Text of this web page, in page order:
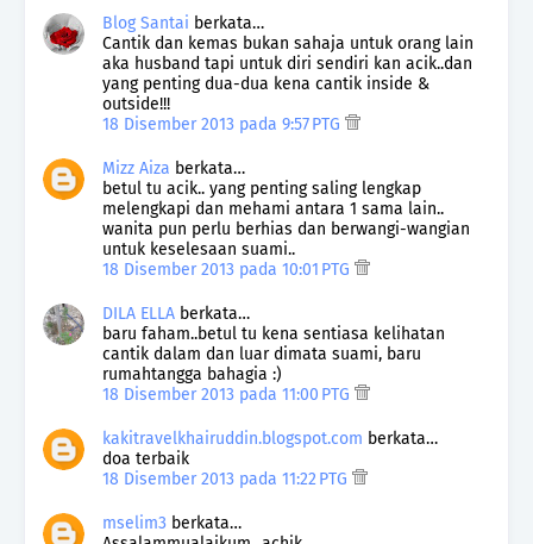
Blog Santai berkata…
Cantik dan kemas bukan sahaja untuk orang lain
aka husband tapi untuk diri sendiri kan acik..dan
yang penting dua-dua kena cantik inside &
outside!!!
18 Disember 2013 pada 9:57 PTG
Mizz Aiza berkata…
betul tu acik.. yang penting saling lengkap
melengkapi dan mehami antara 1 sama lain..
wanita pun perlu berhias dan berwangi-wangian
untuk keselesaan suami..
18 Disember 2013 pada 10:01 PTG
DILA ELLA berkata…
baru faham..betul tu kena sentiasa kelihatan
cantik dalam dan luar dimata suami, baru
rumahtangga bahagia :)
18 Disember 2013 pada 11:00 PTG
kakitravelkhairuddin.blogspot.com berkata…
doa terbaik
18 Disember 2013 pada 11:22 PTG
mselim3 berkata…